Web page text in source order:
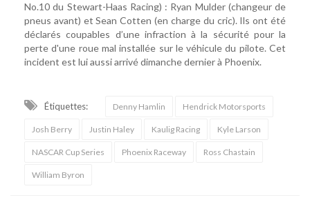
No.10 du Stewart-Haas Racing) : Ryan Mulder (changeur de
pneus avant) et Sean Cotten (en charge du cric). Ils ont été
déclarés coupables d’une infraction à la sécurité pour la
perte d'une roue mal installée sur le véhicule du pilote. Cet
incident est lui aussi arrivé dimanche dernier à Phoenix.
Étiquettes: Denny Hamlin Hendrick Motorsports
Josh Berry Justin Haley Kaulig Racing Kyle Larson
NASCAR Cup Series Phoenix Raceway Ross Chastain
William Byron